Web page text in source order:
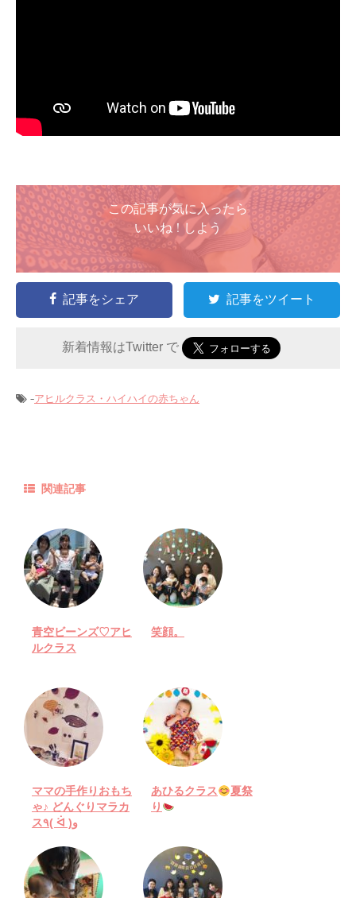
この記事が気に入ったら
いいね ! しよう
記事をシェア 記事をツイート
新着情報はTwitter で
-アヒルクラス・ハイハイの赤ちゃん
関連記事
青空ビーンズ♡アヒ
ルクラス
笑顔。
ママの手作りおもち
ゃ♪ どんぐりマラカ
ス٩( ᐛ )و
あひるクラス
夏祭
り